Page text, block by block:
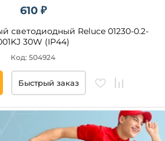
610 ₽
светодиодный Reluce 01230-0.2-
30W (IP44)
Код: 504924
Быстрый заказ